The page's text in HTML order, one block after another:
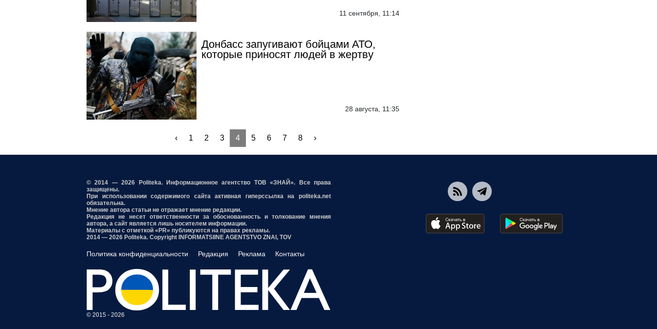
11 сентября, 11:14
Донбасс запугивают бойцами АТО,
которые приносят людей в жертву
28 августа, 11:35
‹ 1 2 3 4 5 6 7 8 ›
© 2014 — 2026 Politeka. Информационное агентство ТОВ «ЗНАЙ». Все права
защищены.
При использовании содержимого сайта активная гиперссылка на politeka.net
обязательна.
Мнение автора статьи не отражает мнение редакции.
Редакция не несет ответственности за обоснованность и толкование мнения
автора, а сайт является лишь носителем информации.
Материалы с отметкой «PR» публикуются на правах рекламы.
2014 — 2026 Politeka. Copyright INFORMATSIINE AGENTSTVO ZNAI, TOV
Политика конфиденциальности Редакция Реклама Контакты
© 2015 - 2026